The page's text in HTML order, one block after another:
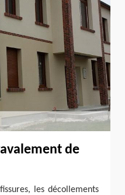
de
les décollements